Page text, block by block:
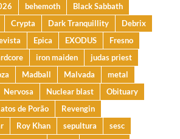
behemoth
Black Sabbath
Crypta Dark Tranquillity
Debrix
Epica EXODUS
Fresno
iron maiden
judas priest
Madball Malvada
metal
Nervosa Nuclear blast
Obituary
de Porão
Revengin
Roy Khan sepultura
sesc